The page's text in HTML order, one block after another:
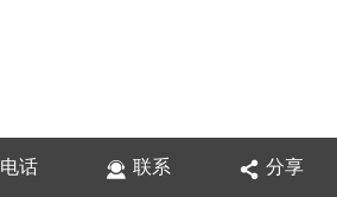
电话 联系 分享